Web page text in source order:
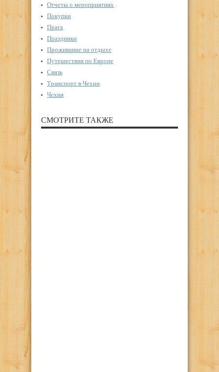
Отчеты о мероприятиях
Покупки
Прага
Праздники
Проживание на отдыхе
Путешествия по Европе
Связь
Транспорт в Чехии
Чехия
СМОТРИТЕ ТАКЖЕ